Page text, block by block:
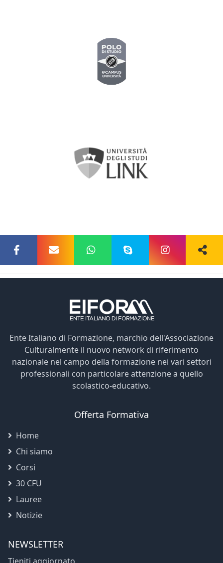
Ente Italiano di Formazione, marchio dell'Associazione
Culturalmente il nuovo network di riferimento
nazionale nel campo della formazione nei vari settori
professionali con particolare attenzione a quello
scolastico-educativo.
Offerta Formativa
Home
Chi siamo
Corsi
30 CFU
Lauree
Notizie
NEWSLETTER
Tieniti aggiornato